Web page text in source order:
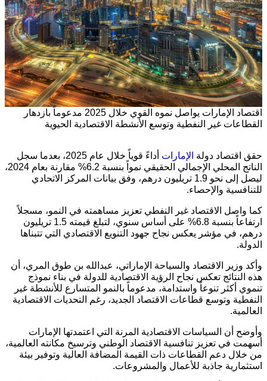
اقتصاد الإمارات يواصل نموه القوي خلال 2025 مدعوماً بازدهار
القطاعات غير النفطية وتوسع الأنشطة الاقتصادية الحيوية
حقق اقتصاد دولة الإمارات
أداءً قوياً خلال عام 2025، بعدما سجل
الناتج المحلي الإجمالي الحقيقي نمواً بنسبة 6.2% مقارنة بعام 2024،
ليصل إلى نحو 1.9 تريليون درهم، وفق بيانات المركز الاتحادي
للتنافسية والإحصاء.
كما واصل الاقتصاد غير النفطي تعزيز مساهمته في النمو، مسجلاً
ارتفاعاً بنسبة 6.8% على أساس سنوي، لتبلغ قيمته 1.5 تريليون
درهم، في مؤشر يعكس نجاح جهود التنويع الاقتصادي التي تتبناها
الدولة.
وأكد وزير الاقتصاد والسياحة الإماراتي، عبدالله بن طوق المري، أن
هذه النتائج تعكس نجاح الرؤية الاقتصادية للدولة في بناء نموذج
تنموي أكثر تنوعاً واستدامة، مدعوماً بالنمو المتسارع للأنشطة غير
النفطية وتوسع قطاعات الاقتصاد الجديد، رغم التحديات الاقتصادية
العالمية.
وأوضح أن السياسات الاقتصادية المرنة التي اعتمدتها الإمارات
أسهمت في تعزيز تنافسية الاقتصاد الوطني وترسيخ مكانته العالمية،
من خلال دعم القطاعات ذات القيمة المضافة العالية وتوفير بيئة
استثمارية جاذبة للأعمال والمشروعات.